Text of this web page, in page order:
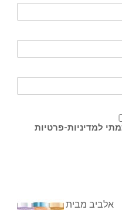
למדיניות-פרטיות
אלביב מבית